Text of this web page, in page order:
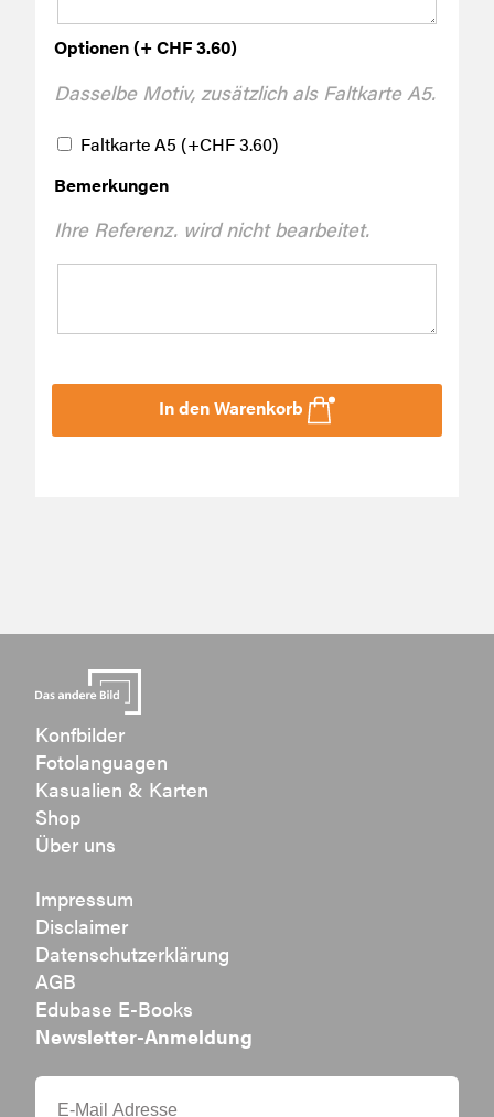
Optionen (+ CHF 3.60)
Dasselbe Motiv, zusätzlich als Faltkarte A5.
Faltkarte A5 (+CHF3.60)
Bemerkungen
Ihre Referenz. wird nicht bearbeitet.
In den Warenkorb
Konfbilder
Fotolanguagen
Kasualien & Karten
Shop
Über uns
Impressum
Disclaimer
Datenschutzerklärung
AGB
Edubase E-Books
Newsletter-Anmeldung